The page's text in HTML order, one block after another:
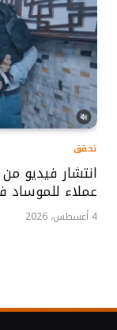
تحقق
انتشار فيديو
عملاء للموساد
4 أغسطس، 2026